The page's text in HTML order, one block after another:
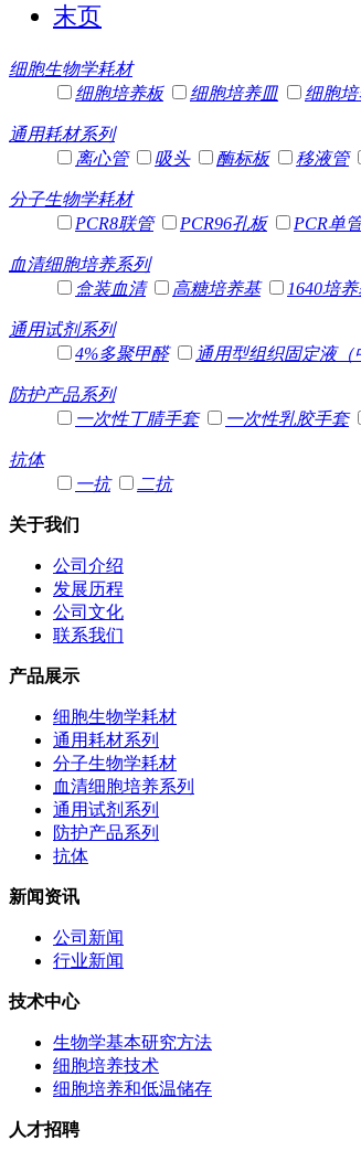
末页
细胞生物学耗材
细胞培养板
细胞培养皿 细胞
通用耗材系列
离心管
吸头 酶标板 移液管
分子生物学耗材
PCR8联管
PCR96孔板 PCR单
血清细胞培养系列
盒装血清
高糖培养基 1640培
通用试剂系列
4%多聚甲醛
通用型组织固定液（
防护产品系列
一次性丁腈手套
一次性乳胶手套
抗体
一抗
二抗
关于我们
公司介绍
发展历程
公司文化
联系我们
产品展示
细胞生物学耗材
通用耗材系列
分子生物学耗材
血清细胞培养系列
通用试剂系列
防护产品系列
抗体
新闻资讯
公司新闻
行业新闻
技术中心
生物学基本研究方法
细胞培养技术
细胞培养和低温储存
人才招聘